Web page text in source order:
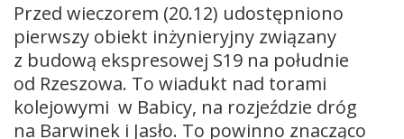
Przed wieczorem (20.12) udostępniono
pierwszy obiekt inżynieryjny związany
z budową ekspresowej S19 na południe
od Rzeszowa. To wiadukt nad torami
kolejowymi w Babicy, na rozjeździe dróg
na Barwinek i Jasło. To powinno znacząco